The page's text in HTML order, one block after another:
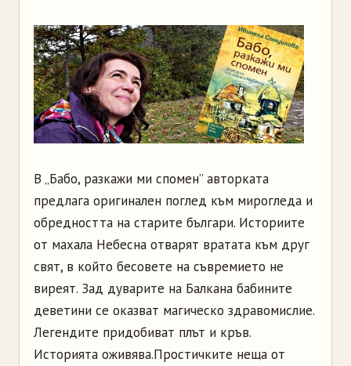
В „Бабо, разкажи ми спомен” авторката
предлага оригинален поглед към мирогледа и
обредността на старите българи. Историите
от махала Небесна отварят вратата към друг
свят, в който бесовете на съвремието не
виреят. Зад дуварите на Балкана бабините
деветини се оказват магическо здравомислие.
Легендите придобиват плът и кръв.
Историята оживява.Простичките неща от